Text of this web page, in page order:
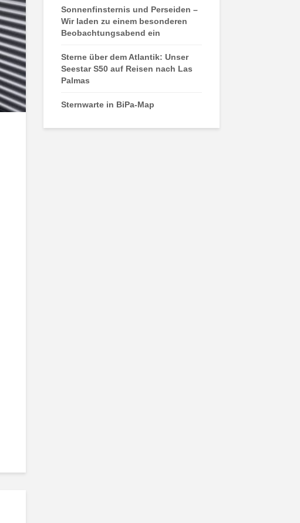
Sonnenfinsternis und Perseiden –
Wir laden zu einem besonderen
Beobachtungsabend ein
Sterne über dem Atlantik: Unser
Seestar S50 auf Reisen nach Las
Palmas
Sternwarte in BiPa-Map